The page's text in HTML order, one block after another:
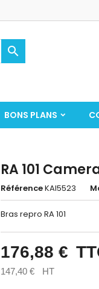

BONS PLANS
RA 101
RéférenceKAI5523
Bras repro RA 101
176,88 €
147,40 € HT